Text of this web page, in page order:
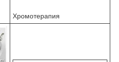
Хромотерапия